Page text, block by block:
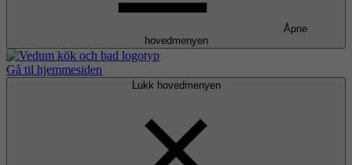
Åpne
hovedmenyen
Gå til hjemmesiden
Lukk hovedmenyen